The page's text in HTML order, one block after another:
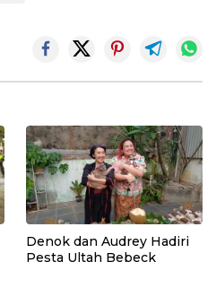
Denok dan Audrey Hadiri
Pesta Ultah Bebeck